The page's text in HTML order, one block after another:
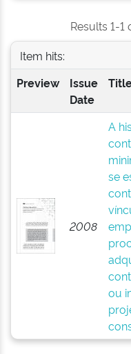
Results 1-1
Item hits:
Preview
Issue
Date
2008
A
se
ou